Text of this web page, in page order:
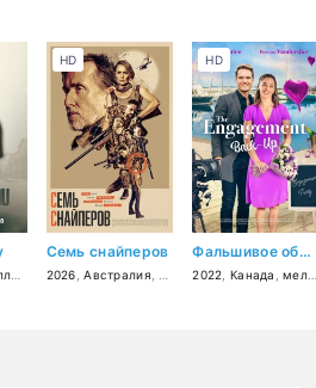
драма, криминал, детектив
Семь снайперов
2026 ,Австралия боевик,триллер
HD
Фальшивое обручение
2022 Канада ,мелодрама
HD